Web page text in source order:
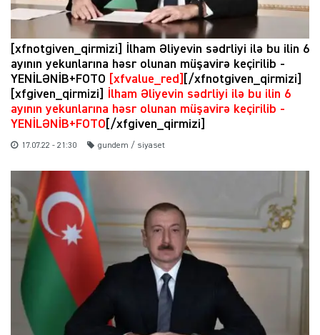
[xfnotgiven_qirmizi] İlham Əliyevin sədrliyi ilə bu ilin 6
ayının yekunlarına həsr olunan müşavirə keçirilib -
YENİLƏNİB+FOTO
[xfvalue_red]
[/xfnotgiven_qirmizi]
[xfgiven_qirmizi]
İlham Əliyevin sədrliyi ilə bu ilin 6
ayının yekunlarına həsr olunan müşavirə keçirilib -
YENİLƏNİB+FOTO [/xfgiven_qirmizi]
17.07.22 - 21:30 gundem / siyaset